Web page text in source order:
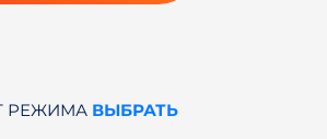
РЕЖИМА ВЫБРАТЬ